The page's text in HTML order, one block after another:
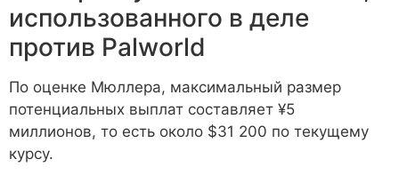
использованного в деле
против Palworld
По оценке Мюллера, максимальный размер
потенциальных выплат составляет ¥5
миллионов, то есть около $31 200 по текущему
курсу.